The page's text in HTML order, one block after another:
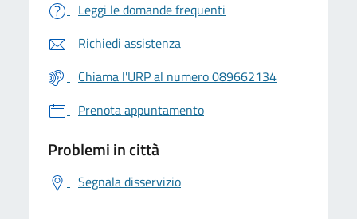
Leggi le domande frequenti
Richiedi assistenza
Chiama l'URP al numero 089662134
Prenota appuntamento
Problemi in città
Segnala disservizio